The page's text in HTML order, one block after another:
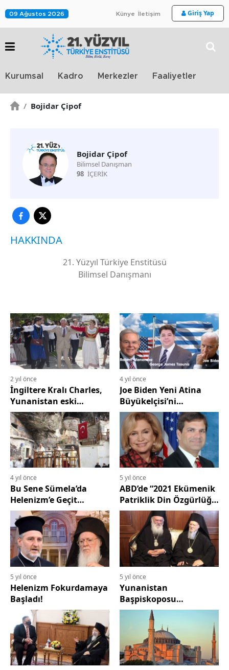
09 Ağustos 2026 Künye İletişim Giriş Yap
Kurumsal Kadro Merkezler Faaliyetler
/ Bojidar Çipof
Bojidar Çipof
Bilimsel Danışman
98 İÇERİK
HAKKINDA
21. Yüzyıl Türkiye Enstitüsü
Bilimsel Danışmanı
2 yıl önce
İngiltere Kralı Charles,
Yunanistan eski
Hanedanı’nın son reisi
Veliaht Prens Pavlos ve
Archonlar
4 yıl önce
Joe Biden Yeni Atina
Büyükelçisi’ni
Helenizm’in
Destekçilerinden Seçti!
4 yıl önce
Bu Sene Sümela’da
Helenizm’e Geçit
Verilmedi
5 yıl önce
ABD’de “2021 Ekümenik
Patriklik Din Özgürlüğü
Yasası” adlı Türkiye
Aleyhine Yeni Bir Yasa
Taslağı Devrede!
5 yıl önce
Helenizm Fokurdamaya
Başladı!
5 yıl önce
Yunanistan
Başpiskoposu
İeronimos'tan Hakaret
Rum Patriği
Bartholomeos'tan
Sükût